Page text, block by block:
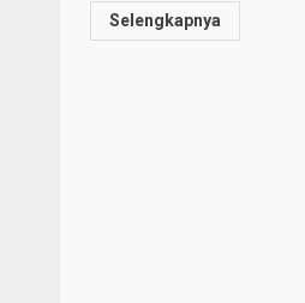
Selengkapnya